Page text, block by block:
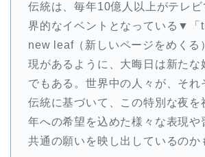
伝統は、毎年10億人以上がテレ
界的なイベントとなっている▼「
new leaf（新しいページをめくる
現があるように、大晦日は新たな
でもある。世界中の人々が、それ
伝統に基づいて、この特別な夜を
年への希望を込めた様々な表現や
共通の願いを映し出しているのか